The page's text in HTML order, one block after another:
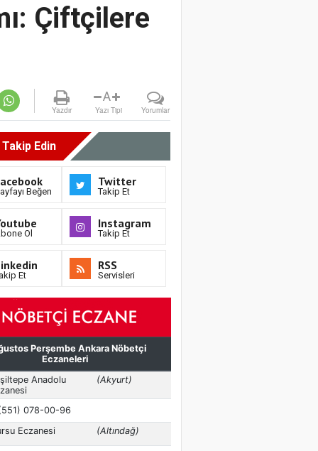
Çiftçilere
Yazdır
A
Yazı Tipi Yorumlar
Edin
Beğen
Twitter
Takip Et
Ol
Instagram
Takip Et
Et
RSS
Servisleri